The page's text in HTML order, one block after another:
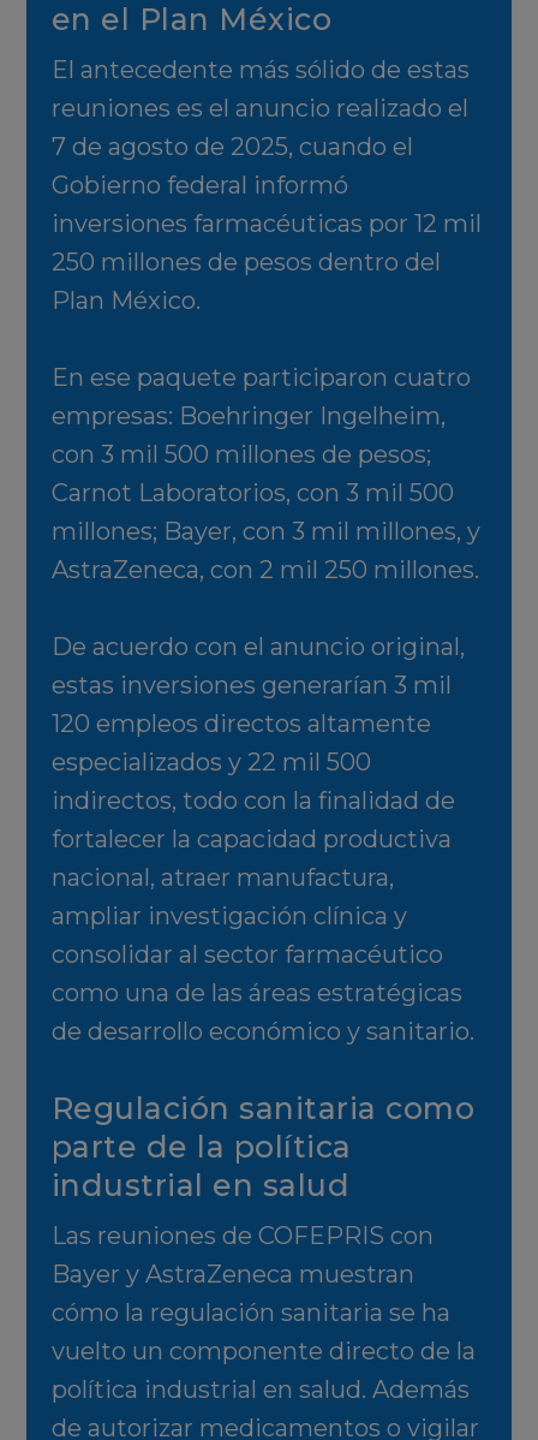
en el Plan México
El antecedente más sólido de estas
reuniones es el anuncio realizado el
7 de agosto de 2025, cuando el
Gobierno federal informó
inversiones farmacéuticas por 12 mil
250 millones de pesos dentro del
Plan México.
En ese paquete participaron cuatro
empresas: Boehringer Ingelheim,
con 3 mil 500 millones de pesos;
Carnot Laboratorios, con 3 mil 500
millones; Bayer, con 3 mil millones, y
AstraZeneca, con 2 mil 250 millones.
De acuerdo con el anuncio original,
estas inversiones generarían 3 mil
120 empleos directos altamente
especializados y 22 mil 500
indirectos, todo con la finalidad de
fortalecer la capacidad productiva
nacional, atraer manufactura,
ampliar investigación clínica y
consolidar al sector farmacéutico
como una de las áreas estratégicas
de desarrollo económico y sanitario.
Regulación sanitaria como
parte de la política
industrial en salud
Las reuniones de COFEPRIS con
Bayer y AstraZeneca muestran
cómo la regulación sanitaria se ha
vuelto un componente directo de la
política industrial en salud. Además
de autorizar medicamentos o vigilar